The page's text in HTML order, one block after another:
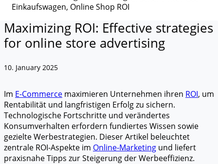
Maximizing ROI: Effective strategies
for online store advertising
10. January 2025
Im E-Commerce maximieren Unternehmen ihren ROI, um
Rentabilität und langfristigen Erfolg zu sichern.
Technologische Fortschritte und verändertes
Konsumverhalten erfordern fundiertes Wissen sowie
gezielte Werbestrategien. Dieser Artikel beleuchtet
zentrale ROI-Aspekte im Online-Marketing und liefert
praxisnahe Tipps zur Steigerung der Werbeeffizienz.